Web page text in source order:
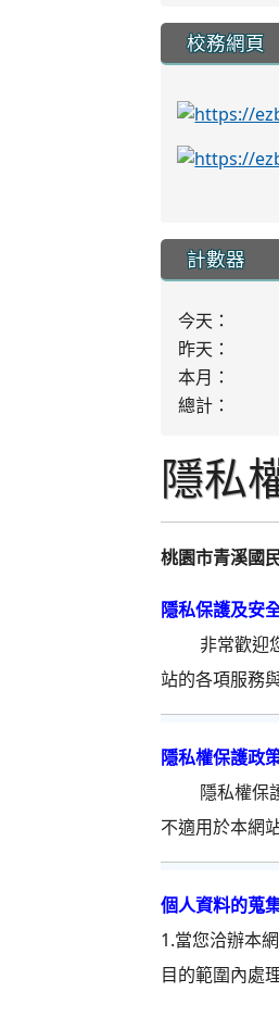
:::
隱私
桃園市青溪國
隱私保護及安
非常歡迎您
站的各項服務
隱私權保護政
隱私權保護
不適用於本網
個人資料的蒐
1.當您洽辦本
目的範圍內處
校務網頁
計數器
今天：
昨天：
本月：
總計：